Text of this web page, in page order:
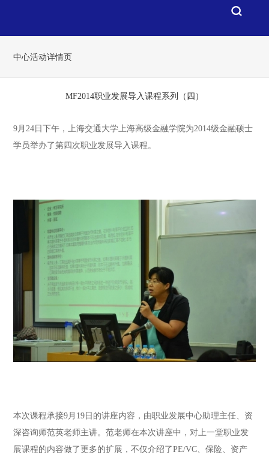
中心活动详情页
MF2014职业发展导入课程系列（四）
9月24日下午，上海交通大学上海高级金融学院为2014级金融硕士
学员举办了第四次职业发展导入课程。
本次课程承接9月19日的讲座内容，由职业发展中心助理主任、资
深咨询师范英老师主讲。范老师在本次讲座中，对上一堂职业发
展课程的内容做了更多的扩展，不仅介绍了PE/VC、保险、资产